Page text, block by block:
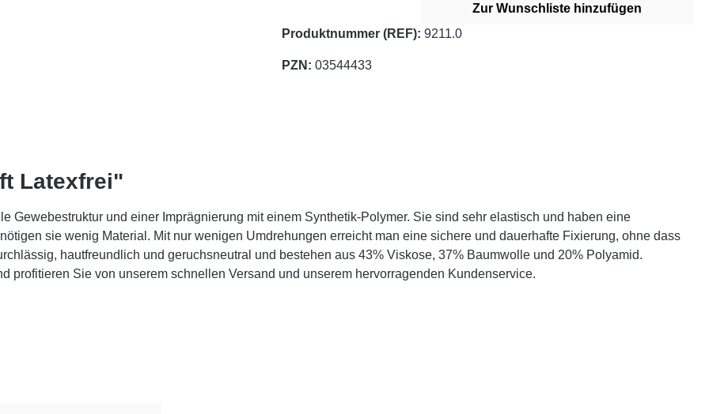
Zur Wunschliste hinzufügen
Produktnummer (REF): 9211.0
PZN: 03544433
Latexfrei"
Gewebestruktur und einer Imprägnierung mit einem Synthetik-Polymer. Sie sind sehr elastisch und haben eine
sie wenig Material. Mit nur wenigen Umdrehungen erreicht man eine sichere und dauerhafte Fixierung, ohne dass
hautfreundlich und geruchsneutral und bestehen aus 43% Viskose, 37% Baumwolle und 20% Polyamid.
profitieren Sie von unserem schnellen Versand und unserem hervorragenden Kundenservice.